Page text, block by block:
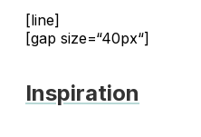
[line]
[gap size=“40px“]
Inspiration